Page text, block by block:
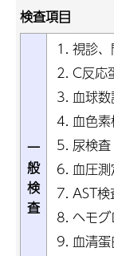
検査項目
一
般
検
査
視診
C反応
血球
血色
尿検
血圧
AST
ヘモ
血清